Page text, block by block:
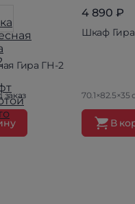
Гира ГН-2
заказ
4 890 ₽
Шкаф
70.1×82.5×35
В